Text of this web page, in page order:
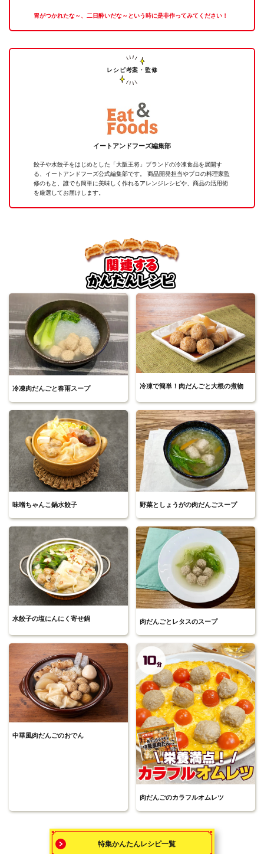
胃がつかれたな～、二日酔いだな～という時に是非作ってみてください！
レシピ考案・監修
イートアンドフーズ編集部
餃子や水餃子をはじめとした「大阪王将」ブランドの冷凍食品を展開す
る、イートアンドフーズ公式編集部です。 商品開発担当やプロの料理家監
修のもと、誰でも簡単に美味しく作れるアレンジレシピや、商品の活用術
を厳選してお届けします。
冷凍肉だんごと春雨スープ 冷凍で簡単！肉だんごと大根の煮物
味噌ちゃんこ鍋水餃子 野菜としょうがの肉だんごスープ
水餃子の塩にんにく寄せ鍋 肉だんごとレタスのスープ
中華風肉だんごのおでん
肉だんごのカラフルオムレツ
特集かんたんレシピ一覧